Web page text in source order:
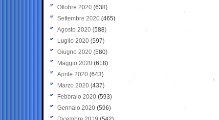
Ottobre 2020 (638)
Settembre 2020(465)
Agosto 2020 (588)
Luglio 2020 (597)
Giugno 2020 (580)
Maggio 2020 (618)
Aprile 2020 (643)
Marzo 2020 (437)
Febbraio 2020 (593)
Gennaio 2020 (596)